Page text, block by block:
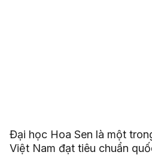
Đại học Hoa Sen là một
Việt Nam đạt tiêu chuẩn